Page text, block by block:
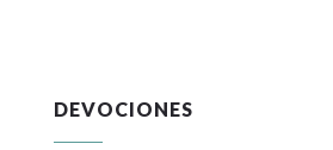
DEVOCIONES